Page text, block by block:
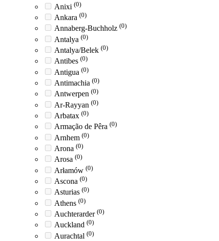
Anixi (0)
Ankara (0)
Annaberg-Buchholz (0)
Antalya (0)
Antalya/Belek (0)
Antibes (0)
Antigua (0)
Antimachia (0)
Antwerpen (0)
Ar-Rayyan (0)
Arbatax (0)
Armação de Pêra (0)
Arnhem (0)
Arona (0)
Arosa (0)
Arłamów (0)
Ascona (0)
Asturias (0)
Athens (0)
Auchterarder (0)
Auckland (0)
Aurachtal (0)